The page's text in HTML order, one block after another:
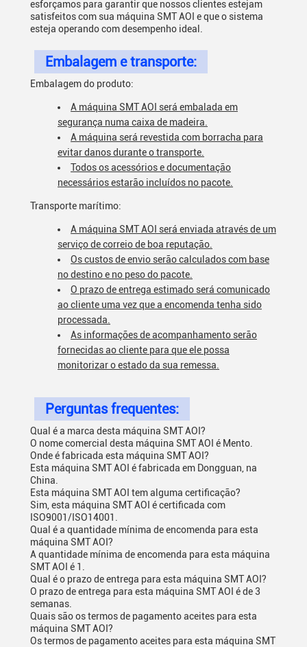
esforçamos para garantir que nossos clientes estejam
satisfeitos com sua máquina SMT AOI e que o sistema
esteja operando com desempenho ideal.
Embalagem e transporte:
Embalagem do produto:
A máquina SMT AOI será embalada em
segurança numa caixa de madeira.
A máquina será revestida com borracha para
evitar danos durante o transporte.
Todos os acessórios e documentação
necessários estarão incluídos no pacote.
Transporte marítimo:
A máquina SMT AOI será enviada através de um
serviço de correio de boa reputação.
Os custos de envio serão calculados com base
no destino e no peso do pacote.
O prazo de entrega estimado será comunicado
ao cliente uma vez que a encomenda tenha sido
processada.
As informações de acompanhamento serão
fornecidas ao cliente para que ele possa
monitorizar o estado da sua remessa.
Perguntas frequentes:
Qual é a marca desta máquina SMT AOI?
O nome comercial desta máquina SMT AOI é Mento.
Onde é fabricada esta máquina SMT AOI?
Esta máquina SMT AOI é fabricada em Dongguan, na
China.
Esta máquina SMT AOI tem alguma certificação?
Sim, esta máquina SMT AOI é certificada com
ISO9001/ISO14001.
Qual é a quantidade mínima de encomenda para esta
máquina SMT AOI?
A quantidade mínima de encomenda para esta máquina
SMT AOI é 1.
Qual é o prazo de entrega para esta máquina SMT AOI?
O prazo de entrega para esta máquina SMT AOI é de 3
semanas.
Quais são os termos de pagamento aceites para esta
máquina SMT AOI?
Os termos de pagamento aceites para esta máquina SMT